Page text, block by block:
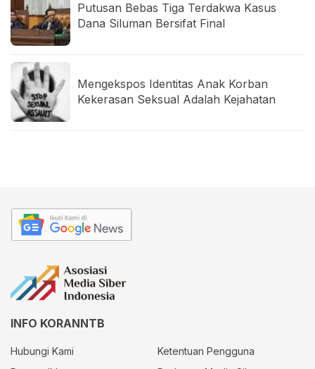
Putusan Bebas Tiga Terdakwa Kasus
Dana Siluman Bersifat Final
Mengekspos Identitas Anak Korban
Kekerasan Seksual Adalah Kejahatan
INFO KORANNTB
Hubungi Kami
Ketentuan Pengguna